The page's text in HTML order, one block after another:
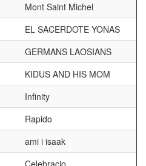
Mont Saint Michel
EL SACERDOTE YONAS
GERMANS LAOSIANS
KIDUS AND HIS MOM
Infinity
Rapido
ami i isaak
Celebracio